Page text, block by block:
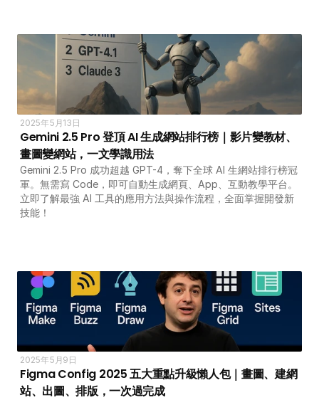
2025年5月13日
Gemini 2.5 Pro 登頂 AI 生成網站排行榜｜影片變教材、
畫圖變網站，一文學識用法
Gemini 2.5 Pro 成功超越 GPT-4，奪下全球 AI 生網站排行榜冠
軍。無需寫 Code，即可自動生成網頁、App、互動教學平台。
立即了解最強 AI 工具的應用方法與操作流程，全面掌握開發新
技能！
2025年5月9日
Figma Config 2025 五大重點升級懶人包｜畫圖、建網
站、出圖、排版，一次過完成